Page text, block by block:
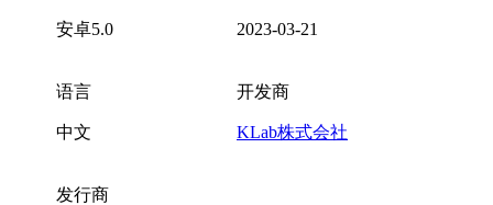
安卓5.0 2023-03-21
语言
中文
开发商
KLab株式会社
发行商